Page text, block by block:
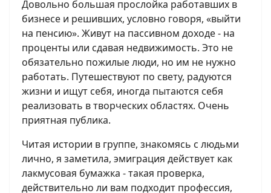
Довольно большая прослойка работавших в
бизнесе и решивших, условно говоря, «выйти
на пенсию». Живут на пассивном доходе - на
проценты или сдавая недвижимость. Это не
обязательно пожилые люди, но им не нужно
работать. Путешествуют по свету, радуются
жизни и ищут себя, иногда пытаются себя
реализовать в творческих областях. Очень
приятная публика.
Читая истории в группе, знакомясь с людьми
лично, я заметила, эмиграция действует как
лакмусовая бумажка - такая проверка,
действительно ли вам подходит профессия,